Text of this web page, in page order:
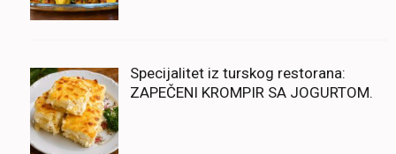
Specijalitet iz turskog restorana:
ZAPEČENI KROMPIR SA JOGURTOM.